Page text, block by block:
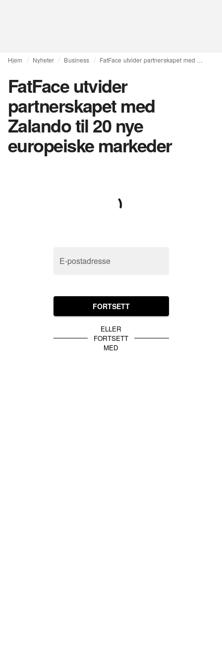
Hjem Nyheter Business
FatFace utvider
partnerskapet med
Zalando til 20 nye
europeiske markeder
E-postadresse
FORTSETT
ELLER
FORTSETT
MED